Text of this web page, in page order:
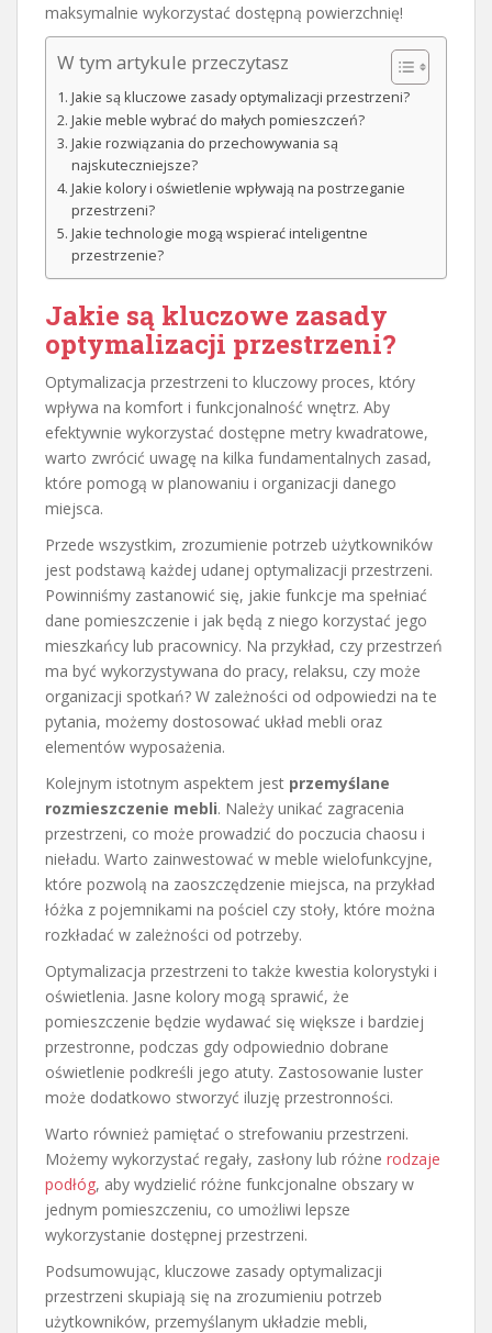
maksymalnie wykorzystać dostępną powierzchnię!
W tym artykule przeczytasz
Jakie są kluczowe zasady optymalizacji przestrzeni?
Jakie meble wybrać do małych pomieszczeń?
Jakie rozwiązania do przechowywania są
najskuteczniejsze?
Jakie kolory i oświetlenie wpływają na postrzeganie
przestrzeni?
Jakie technologie mogą wspierać inteligentne
przestrzenie?
Jakie są kluczowe zasady
optymalizacji przestrzeni?
Optymalizacja przestrzeni to kluczowy proces, który
wpływa na komfort i funkcjonalność wnętrz. Aby
efektywnie wykorzystać dostępne metry kwadratowe,
warto zwrócić uwagę na kilka fundamentalnych zasad,
które pomogą w planowaniu i organizacji danego
miejsca.
Przede wszystkim, zrozumienie potrzeb użytkowników
jest podstawą każdej udanej optymalizacji przestrzeni.
Powinniśmy zastanowić się, jakie funkcje ma spełniać
dane pomieszczenie i jak będą z niego korzystać jego
mieszkańcy lub pracownicy. Na przykład, czy przestrzeń
ma być wykorzystywana do pracy, relaksu, czy może
organizacji spotkań? W zależności od odpowiedzi na te
pytania, możemy dostosować układ mebli oraz
elementów wyposażenia.
Kolejnym istotnym aspektem jest przemyślane
rozmieszczenie mebli. Należy unikać zagracenia
przestrzeni, co może prowadzić do poczucia chaosu i
nieładu. Warto zainwestować w meble wielofunkcyjne,
które pozwolą na zaoszczędzenie miejsca, na przykład
łóżka z pojemnikami na pościel czy stoły, które można
rozkładać w zależności od potrzeby.
Optymalizacja przestrzeni to także kwestia kolorystyki i
oświetlenia. Jasne kolory mogą sprawić, że
pomieszczenie będzie wydawać się większe i bardziej
przestronne, podczas gdy odpowiednio dobrane
oświetlenie podkreśli jego atuty. Zastosowanie luster
może dodatkowo stworzyć iluzję przestronności.
Warto również pamiętać o strefowaniu przestrzeni.
Możemy wykorzystać regały, zasłony lub różne rodzaje
podłóg, aby wydzielić różne funkcjonalne obszary w
jednym pomieszczeniu, co umożliwi lepsze
wykorzystanie dostępnej przestrzeni.
Podsumowując, kluczowe zasady optymalizacji
przestrzeni skupiają się na zrozumieniu potrzeb
użytkowników, przemyślanym układzie mebli,